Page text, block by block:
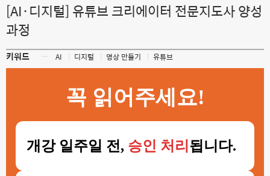
[AI·디지털] 유튜브 크리에이터 전문지도사 양성
과정
키워드 ㅡ AI 디지털 영상 만들기 유튜브
꼭 읽어주세요!
개강 일주일 전, 승인 처리 됩니다.